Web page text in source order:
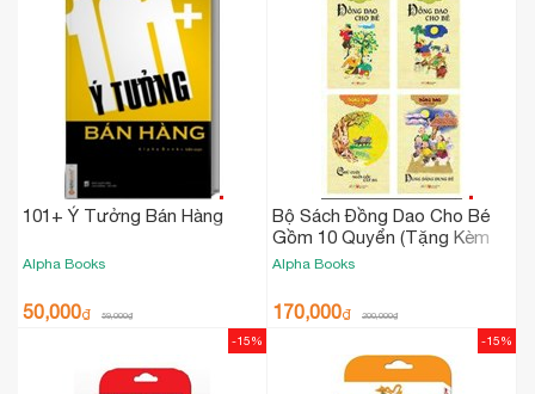
101+ Ý Tưởng Bán Hàng
Alpha Books
50,000₫ 59,000₫
Bộ Sách Đồng Dao Cho Bé
Gồm 10 Quyển (Tặng Kèm
Đĩa CD)
Alpha Books
170,000₫ 200,000₫
-15% -15%